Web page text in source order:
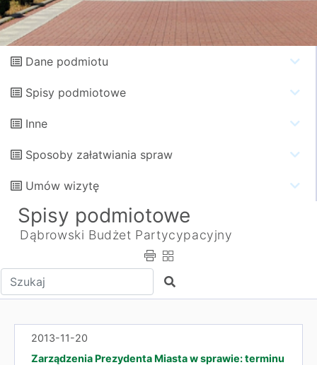
Dane podmiotu
Spisy podmiotowe
Inne
Sposoby załatwiania spraw
Umów wizytę
Spisy podmiotowe
Dąbrowski Budżet Partycypacyjny
Wpisz tekst do wyszukania Szukaj
2013-11-20
Zarządzenia Prezydenta Miasta w sprawie: terminu